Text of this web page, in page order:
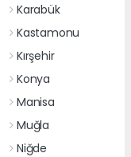
Karabük
Kastamonu
Kırşehir
Konya
Manisa
Muğla
Niğde